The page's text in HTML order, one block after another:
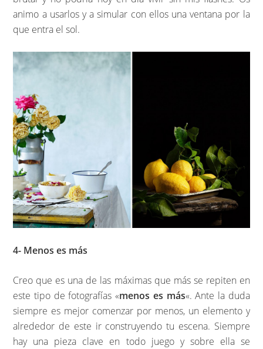
animo a usarlos y a simular con ellos una ventana por la
que entra el sol.
4- Menos es más
Creo que es una de las máximas que más se repiten en
este tipo de fotografías «menos es más«. Ante la duda
siempre es mejor comenzar por menos, un elemento y
alrededor de este ir construyendo tu escena. Siempre
hay una pieza clave en todo juego y sobre ella se